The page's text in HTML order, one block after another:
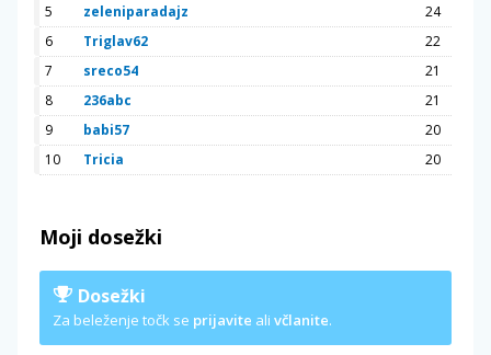
5
zeleniparadajz
24
6
Triglav62
22
7
sreco54
21
8
236abc
21
9
babi57
20
10
Tricia 20
Moji dosežki
Dosežki
Za beleženje točk se prijavite ali včlanite.